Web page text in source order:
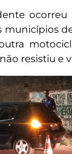
ocorreu
resistiu e